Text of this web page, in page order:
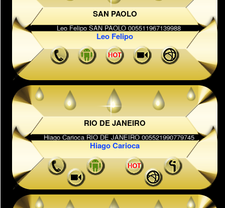
SAN PAOLO
Leo Felipo
RIO DE JANEIRO
Hiago Carioca